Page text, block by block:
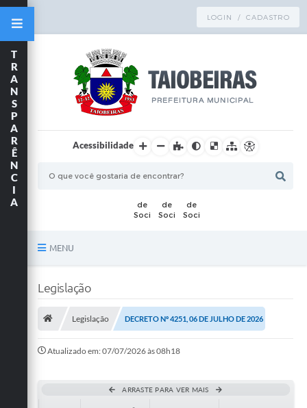
LOGIN / CADASTRO
Acessibilidade
MENU
T
R
A
N
S
P
A
R
Ê
N
C
I
A
Legislação
Legislação DECRETO Nº 4251, 06 DE JULHO DE 2026
Atualizado em: 07/07/2026 às 08h18
ARRASTE PARA VER MAIS